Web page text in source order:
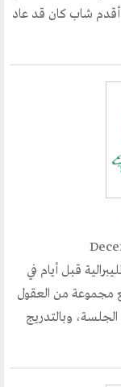
أقدم شاب كان قد عاد
قبل أيام في
مجموعة من العقول
الجلسة، وبالتدريج